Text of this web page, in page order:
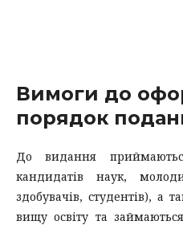
Вимоги до
порядок
До видання
кандидатів наук,
здобувачів, студентів), а
вищу освіту та